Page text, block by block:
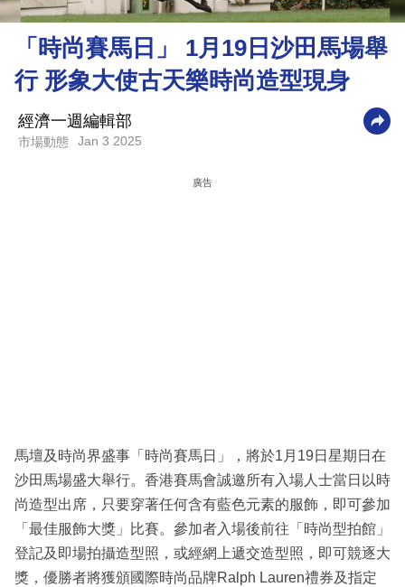
理
財
商
業
科
專
「時尚賽馬日」 1月19日沙田馬場舉
行 形象大使古天樂時尚造型現身
經濟一週編輯部
市場動態 Jan 3 2025
廣告
馬壇及時尚界盛事「時尚賽馬日」，將於1月19日星期日在
沙田馬場盛大舉行。香港賽馬會誠邀所有入場人士當日以時
尚造型出席，只要穿著任何含有藍色元素的服飾，即可參加
「最佳服飾大獎」比賽。參加者入場後前往「時尚型拍館」
登記及即場拍攝造型照，或經網上遞交造型照，即可競逐大
獎，優勝者將獲頒國際時尚品牌Ralph Lauren禮券及指定